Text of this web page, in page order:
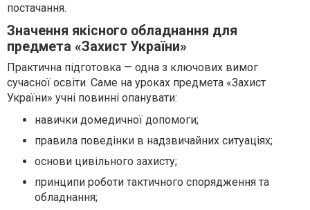
постачання.
Значення якісного обладнання для
предмета «Захист України»
Практична підготовка — одна з ключових вимог
сучасної освіти. Саме на уроках предмета «Захист
України» учні повинні опанувати:
навички домедичної допомоги;
правила поведінки в надзвичайних ситуаціях;
основи цивільного захисту;
принципи роботи тактичного спорядження та
обладнання;